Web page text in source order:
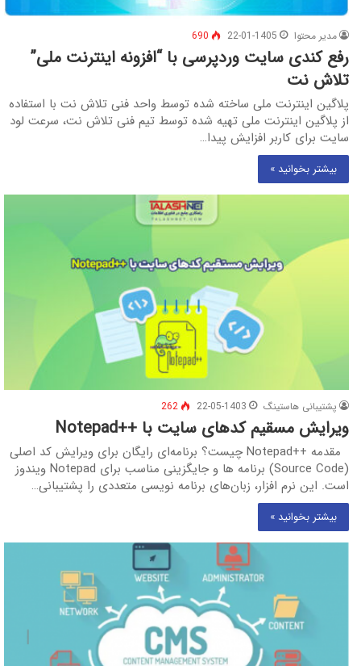
مدیر محتوا 22-01-1405
690
رفع کندی سایت وردپرسی با “افزونه اینترنت ملی”
تلاش نت
پلاگین اینترنت ملی ساخته شده توسط واحد فنی تلاش نت با استفاده
از پلاگین اینترنت ملی تهیه شده توسط تیم فنی تلاش نت، سرعت لود
سایت برای کاربر افزایش پیدا…
بیشتر بخوانید »
پشتیبانی هاستینگ 22-05-1403
262
ویرایش مسقیم کدهای سایت با ++Notepad
مقدمه ++Notepad چیست؟ برنامه‌ای رایگان برای ویرایش كد اصلی
(Source Code) برنامه ها و جایگزینی مناسب برای Notepad ویندوز
است. این نرم افزار، زبان‌های برنامه نویسی متعددی را پشتیبانی…
بیشتر بخوانید »